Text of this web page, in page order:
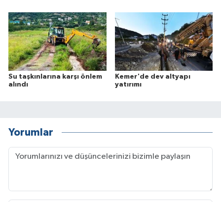
Su taşkınlarına karşı önlem
alındı
Kemer'de dev altyapı
yatırımı
Yorumlar